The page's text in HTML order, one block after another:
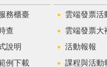
務櫃臺
查
說明
例下載
雲端發票活
雲端發票大
活動報報
課程與活動